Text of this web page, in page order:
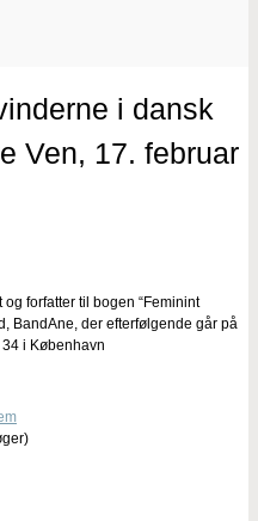
i dansk
Ven, 17. februar
forfatter til bogen “Feminint
BandAne, der efterfølgende går på
i København